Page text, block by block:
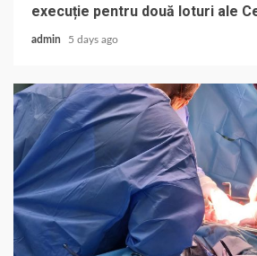
execuție pentru două loturi ale
admin 5 days ago